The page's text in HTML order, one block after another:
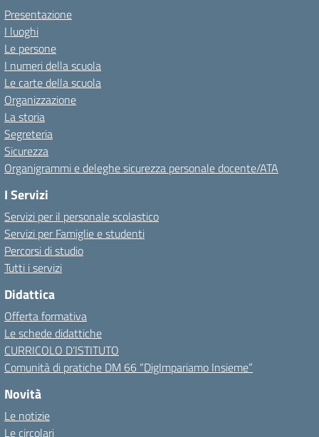
Presentazione
I luoghi
Le persone
I numeri della scuola
Le carte della scuola
Organizzazione
La storia
Segreteria
Sicurezza
Organigrammi e deleghe sicurezza personale docente/ATA
I Servizi
Servizi per il personale scolastico
Servizi per Famiglie e studenti
Percorsi di studio
Tutti i servizi
Didattica
Offerta formativa
Le schede didattiche
CURRICOLO D’ISTITUTO
Comunità di pratiche DM 66 “DigImpariamo Insieme”
Novità
Le notizie
Le circolari